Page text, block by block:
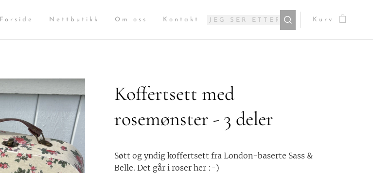
Forside Nettbutikk Om oss Kontakt Kurv
Koffertsett med
rosemønster - 3 deler
Søtt og yndig koffertsett fra London-baserte Sass &
Belle. Det går i roser her :-)